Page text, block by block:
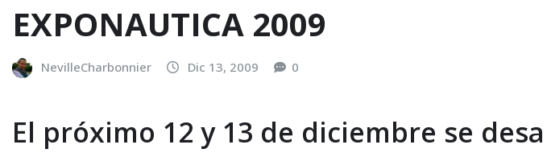
EXPONAUTICA 2009
NevilleCharbonnier Dic 13, 2009 0
El próximo 12 y 13 de diciembre se